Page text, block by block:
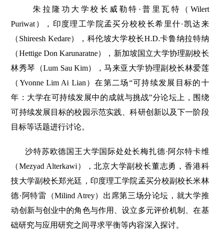
朱拉隆功大学校长威勒特·普里瓦特（Wilert
Puriwat），印度理工学院孟买分校校长希里什·凯达来
（Shireesh Kedare），科伦坡大学校长H.D.卡鲁纳拉特纳
（Hettige Don Karunaratne），新加坡国立大学协理副校长
林秀琴（Lum Sau Kim），马来亚大学协理副校长林爱莲
（Yvonne Lim Ai Lian）在第二场“可持续发展目标的十
年：大学在可持续发展中的成就与挑战”分论坛上，围绕
可持续发展目标的校园示范实践、科研创新以及下一阶段
目标等话题进行讨论。
沙特苏欧德国王大学国际处处长梅扎德·阿尔特卡维
（Mezyad Alterkawi），北京大学副校长董志勇，香港科
技大学副校长郑光廷，印度理工学院孟买分校副校长米林
德·阿特雷（Milind Atrey）出席第三场分论坛，就大学推
动创新与创业中的角色与作用、设立多元评价机制、在基
础研究与应用研究之间寻求平衡等内容深入探讨。